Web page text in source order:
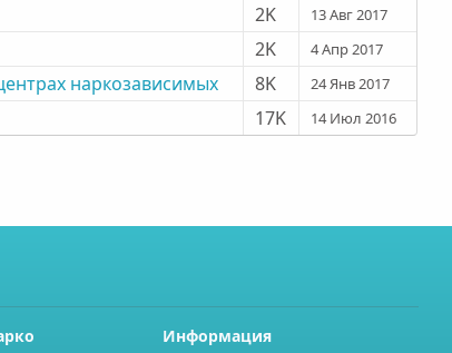
2K 13 Авг 2017
2K 4 Апр 2017
наркозависимых 8K 24 Янв 2017
17K 14 Июл 2016
Информация